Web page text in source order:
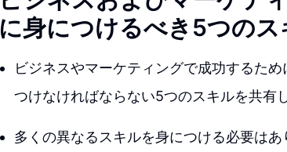
に身につけるべき5つのス
ビジネスやマーケティングで成功するた
つけなければならない5つのスキルを共有
多くの異なるスキルを身につける必要は